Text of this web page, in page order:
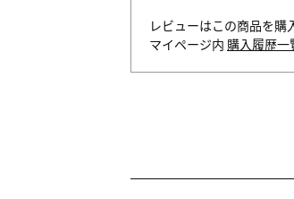
レビューはこの商品を購
マイページ内 購入履歴一